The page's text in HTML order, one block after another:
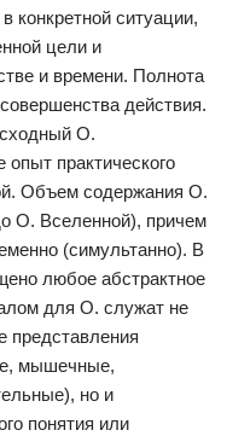
конкретной ситуации,
цели и
и времени. Полнота
действия.
О.
опыт практического
Объем содержания О.
О. Вселенной), причем
(симультанно). В
любое абстрактное
для О. служат не
представления
мышечные,
но и
понятия или